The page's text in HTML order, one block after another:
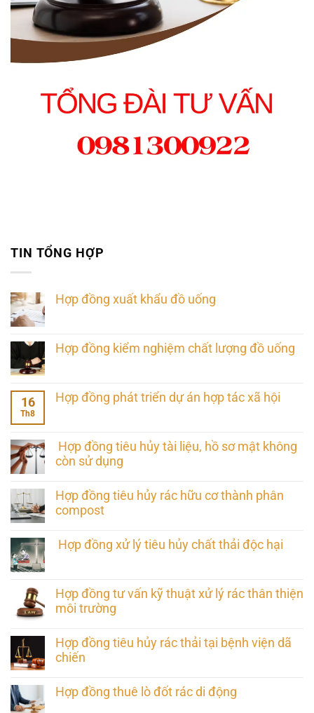
TIN TỔNG HỢP
Hợp đồng xuất khẩu đồ uống
Hợp đồng kiểm nghiệm chất lượng đồ uống
16
Th8
Hợp đồng phát triển dự án hợp tác xã hội
Hợp đồng tiêu hủy tài liệu, hồ sơ mật không
còn sử dụng
Hợp đồng tiêu hủy rác hữu cơ thành phân
compost
Hợp đồng xử lý tiêu hủy chất thải độc hại
Hợp đồng tư vấn kỹ thuật xử lý rác thân thiện
môi trường
Hợp đồng tiêu hủy rác thải tại bệnh viện dã
chiến
Hợp đồng thuê lò đốt rác di động